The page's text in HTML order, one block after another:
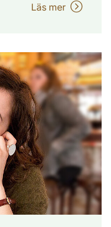
Läs mer